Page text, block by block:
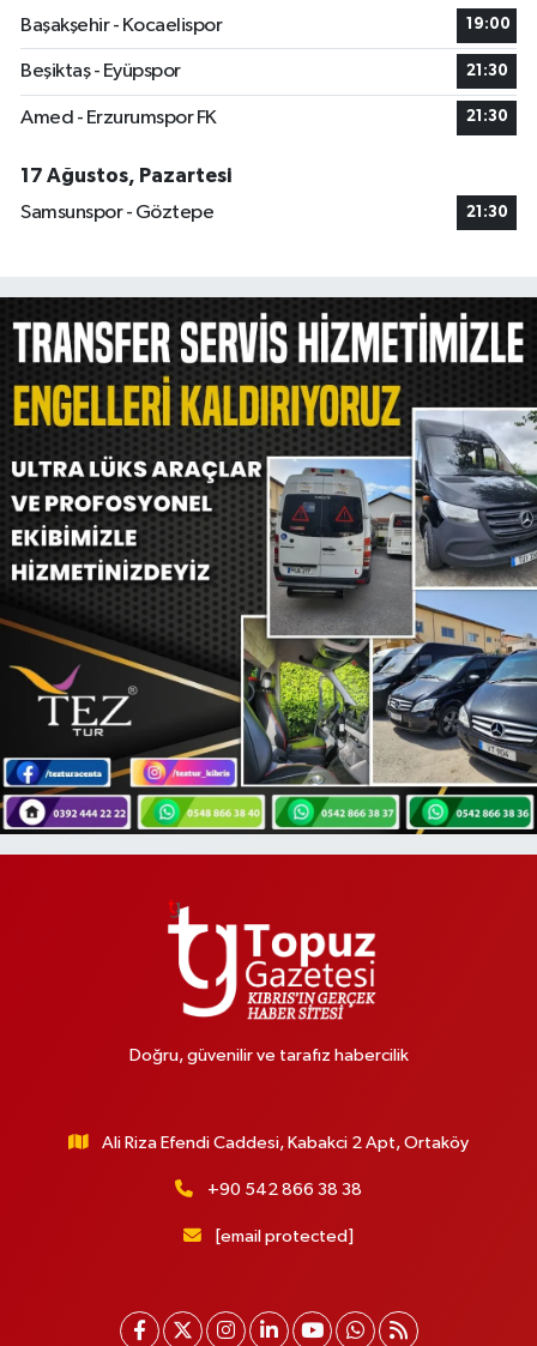
Başakşehir - Kocaelispor
19:00
Beşiktaş - Eyüpspor 21:30
Amed - Erzurumspor FK 21:30
17 Ağustos, Pazartesi
Samsunspor - Göztepe
21:30
Doğru, güvenilir ve tarafız habercilik
Ali Riza Efendi Caddesi, Kabakci 2 Apt, Ortaköy
+90 542 866 38 38
[email protected]